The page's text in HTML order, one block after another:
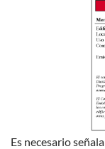
Es necesario